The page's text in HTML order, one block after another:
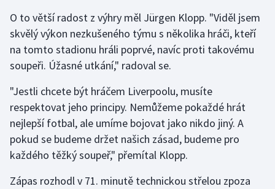
Judo
Krasobruslení
Lezení
Lyže a snowboard
Moderní pětiboj
Motorsport
O to větší radost z výhry měl Jürgen Klopp. "Viděl jsem
skvělý výkon nezkušeného týmu s několika hráči, kteří
na tomto stadionu hráli poprvé, navíc proti takovému
soupeři. Úžasné utkání," radoval se.
"Jestli chcete být hráčem Liverpoolu, musíte
respektovat jeho principy. Nemůžeme pokaždé hrát
nejlepší fotbal, ale umíme bojovat jako nikdo jiný. A
pokud se budeme držet našich zásad, budeme pro
každého těžký soupeř," přemítal Klopp.
Zápas rozhodl v 71. minutě technickou střelou zpoza